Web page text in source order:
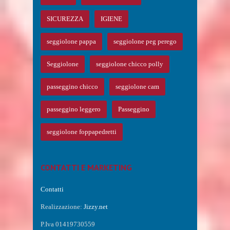
SICUREZZA IGIENE
seggiolone pappa seggiolone peg perego
Seggiolone seggiolone chicco polly
passeggino chicco seggiolone cam
passeggino leggero Passeggino
seggiolone foppapedretti
CONTATTI E MARKETING
Contatti
Realizzazione: Jizzy.net
P.Iva 01419730559